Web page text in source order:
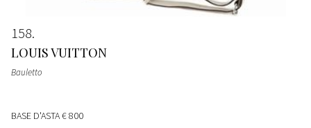
158
LOUIS VUITTON
Bauletto
BASE D'ASTA€ 800